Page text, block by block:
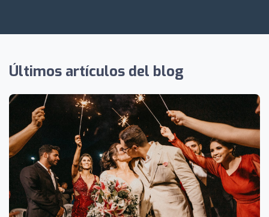
Últimos artículos del blog